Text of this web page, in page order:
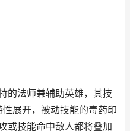
的法师兼辅助英雄，其技
性展开，被动技能的毒药印
或技能命中敌人都将叠加